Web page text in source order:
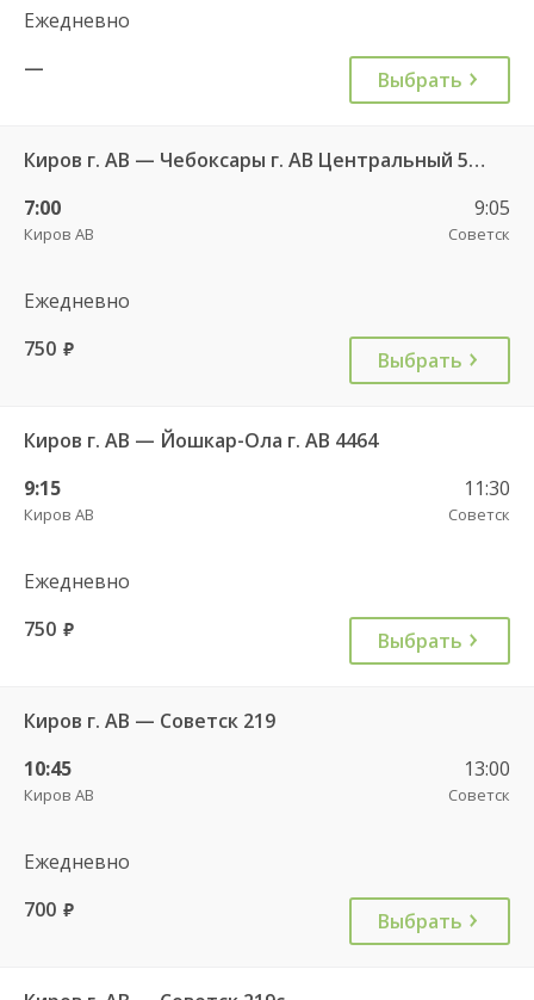
Ежедневно
—
Выбрать
Киров г. АВ — Чебоксары г. АВ Центральный 5923
7:00
Киров АВ
9:05
Советск
Ежедневно
750 руб. Выбрать
Киров г. АВ — Йошкар-Ола г. АВ 4464
9:15
Киров АВ
11:30
Советск
Ежедневно
750 руб. Выбрать
Киров г. АВ — Советск 219
10:45
Киров АВ
13:00
Советск
Ежедневно
700 руб. Выбрать